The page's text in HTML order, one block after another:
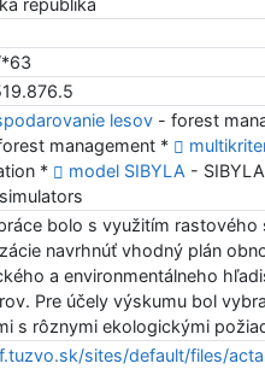
republika
lesov - forest
management *
*
model SIBYLA -
bolo s využitím rastového
navrhnúť vhodný plán
a environmentálneho
Pre účely výskumu bol
s rôznymi ekologickými
sites/default/files/